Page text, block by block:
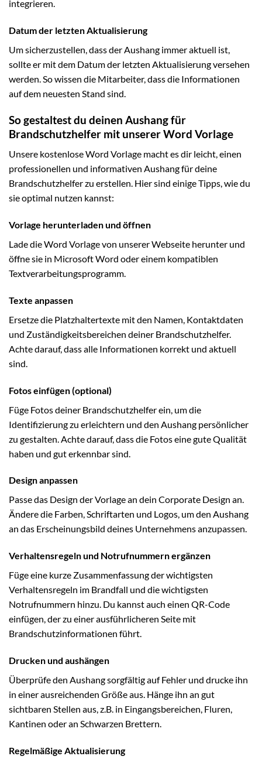
integrieren.
Datum der letzten Aktualisierung
Um sicherzustellen, dass der Aushang immer aktuell ist,
sollte er mit dem Datum der letzten Aktualisierung versehen
werden. So wissen die Mitarbeiter, dass die Informationen
auf dem neuesten Stand sind.
So gestaltest du deinen Aushang für
Brandschutzhelfer mit unserer Word Vorlage
Unsere kostenlose Word Vorlage macht es dir leicht, einen
professionellen und informativen Aushang für deine
Brandschutzhelfer zu erstellen. Hier sind einige Tipps, wie du
sie optimal nutzen kannst:
Vorlage herunterladen und öffnen
Lade die Word Vorlage von unserer Webseite herunter und
öffne sie in Microsoft Word oder einem kompatiblen
Textverarbeitungsprogramm.
Texte anpassen
Ersetze die Platzhaltertexte mit den Namen, Kontaktdaten
und Zuständigkeitsbereichen deiner Brandschutzhelfer.
Achte darauf, dass alle Informationen korrekt und aktuell
sind.
Fotos einfügen (optional)
Füge Fotos deiner Brandschutzhelfer ein, um die
Identifizierung zu erleichtern und den Aushang persönlicher
zu gestalten. Achte darauf, dass die Fotos eine gute Qualität
haben und gut erkennbar sind.
Design anpassen
Passe das Design der Vorlage an dein Corporate Design an.
Ändere die Farben, Schriftarten und Logos, um den Aushang
an das Erscheinungsbild deines Unternehmens anzupassen.
Verhaltensregeln und Notrufnummern ergänzen
Füge eine kurze Zusammenfassung der wichtigsten
Verhaltensregeln im Brandfall und die wichtigsten
Notrufnummern hinzu. Du kannst auch einen QR-Code
einfügen, der zu einer ausführlicheren Seite mit
Brandschutzinformationen führt.
Drucken und aushängen
Überprüfe den Aushang sorgfältig auf Fehler und drucke ihn
in einer ausreichenden Größe aus. Hänge ihn an gut
sichtbaren Stellen aus, z.B. in Eingangsbereichen, Fluren,
Kantinen oder an Schwarzen Brettern.
Regelmäßige Aktualisierung